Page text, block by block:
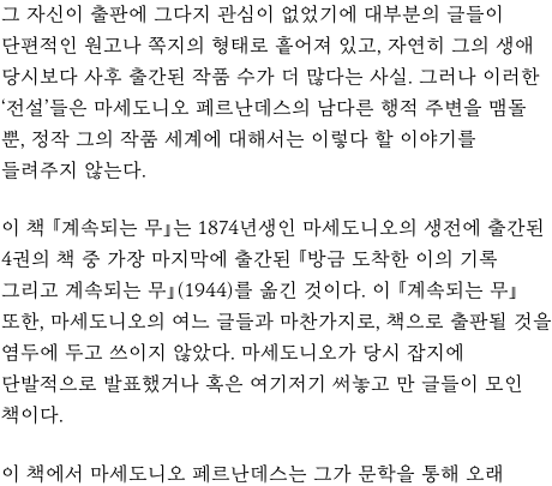
그 자신이 출판에 그다지 관심이 없었기에 대부분의 글들이
단편적인 원고나 쪽지의 형태로 흩어져 있고, 자연히 그의 생애
당시보다 사후 출간된 작품 수가 더 많다는 사실. 그러나 이러한
‘전설’들은 마세도니오 페르난데스의 남다른 행적 주변을 맴돌
뿐, 정작 그의 작품 세계에 대해서는 이렇다 할 이야기를
들려주지 않는다.
이 책 『계속되는 무』는 1874년생인 마세도니오의 생전에 출간된
4권의 책 중 가장 마지막에 출간된 『방금 도착한 이의 기록
그리고 계속되는 무』(1944)를 옮긴 것이다. 이 『계속되는 무』
또한, 마세도니오의 여느 글들과 마찬가지로, 책으로 출판될 것을
염두에 두고 쓰이지 않았다. 마세도니오가 당시 잡지에
단발적으로 발표했거나 혹은 여기저기 써놓고 만 글들이 모인
책이다.
이 책에서 마세도니오 페르난데스는 그가 문학을 통해 오래